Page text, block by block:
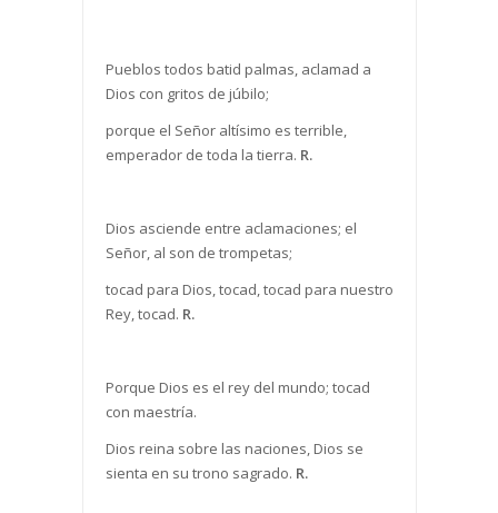
Pueblos todos batid palmas, aclamad a
Dios con gritos de júbilo;
porque el Señor altísimo es terrible,
emperador de toda la tierra. R.
Dios asciende entre aclamaciones; el
Señor, al son de trompetas;
tocad para Dios, tocad, tocad para nuestro
Rey, tocad. R.
Porque Dios es el rey del mundo; tocad
con maestría.
Dios reina sobre las naciones, Dios se
sienta en su trono sagrado. R.